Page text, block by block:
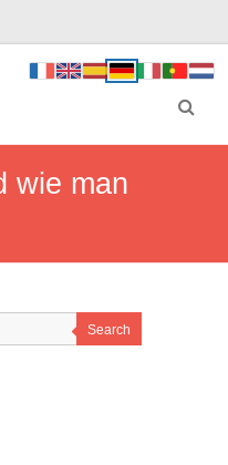
wie man
Search